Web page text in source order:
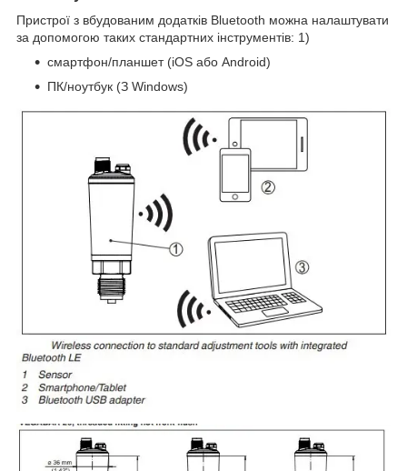
Пристрої з вбудованим додатків Bluetooth можна налаштувати
за допомогою таких стандартних інструментів: 1)
смартфон/планшет (iOS або Android)
ПК/ноутбук (З Windows)